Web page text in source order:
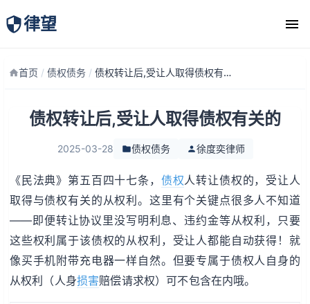
律望
律师团队
首页 / 债权债务 / 债权转让后,受让人取得债权有关的
债权转让后,受让人取得债权有关的
2025-03-28 债权债务 徐度奕律师
《民法典》第五百四十七条， 债权人转让债权的，受让人
取得与债权有关的从权利。这里有个关键点很多人不知道
——即便转让协议里没写明利息、违约金等从权利，只要
这些权利属于该债权的从权利，受让人都能自动获得！就
像买手机附带充电器一样自然。但要专属于债权人自身的
从权利（人身损害赔偿请求权）可不包含在内哦。